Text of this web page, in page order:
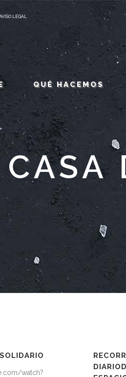
LEGAL
QUÉ HACEMOS
CASA
watch?